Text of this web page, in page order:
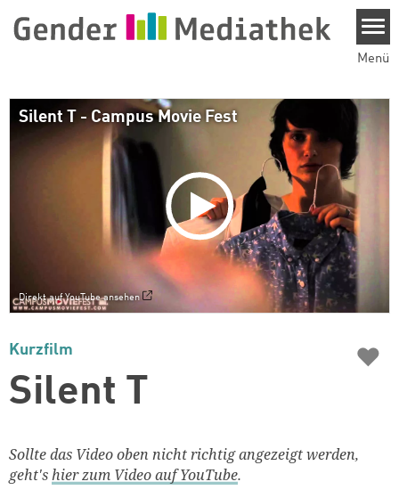
Menü
Silent T - Campus Movie Fest
Direkt auf YouTube ansehen
Kurzfilm
Silent T
♥
Sollte das Video oben nicht richtig angezeigt werden,
geht'shier zum Video auf YouTube.